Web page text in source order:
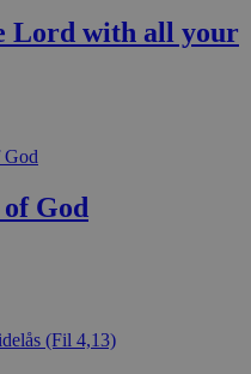
Lord with all your
God